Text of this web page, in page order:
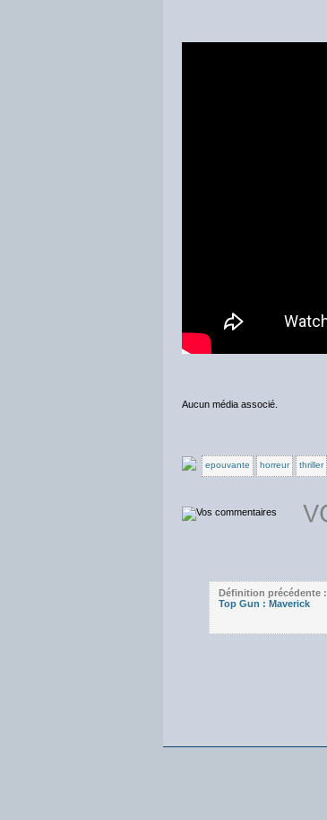
Aucun média associé.
epouvante horreur thriller
Définition précédente :
Top Gun : Maverick